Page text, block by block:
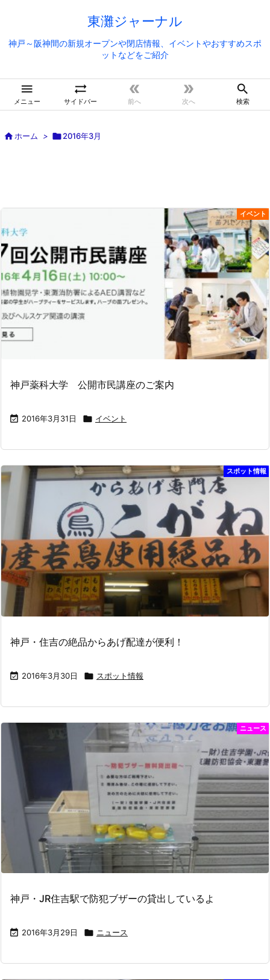
東灘ジャーナル
神戸～阪神間の新規オープンや閉店情報、イベントやおすすめスポ
ットなどをご紹介

メニュー

サイドバー

前へ

次へ

検索
ホーム > 2016年3月
イベント
神戸薬科大学 公開市民講座のご案内
 2016年3月31日  イベント
スポット情報
神戸・住吉の絶品からあげ配達が便利！
 2016年3月30日  スポット情報
ニュース
神戸・JR住吉駅で防犯ブザーの貸出しているよ
 2016年3月29日  ニュース